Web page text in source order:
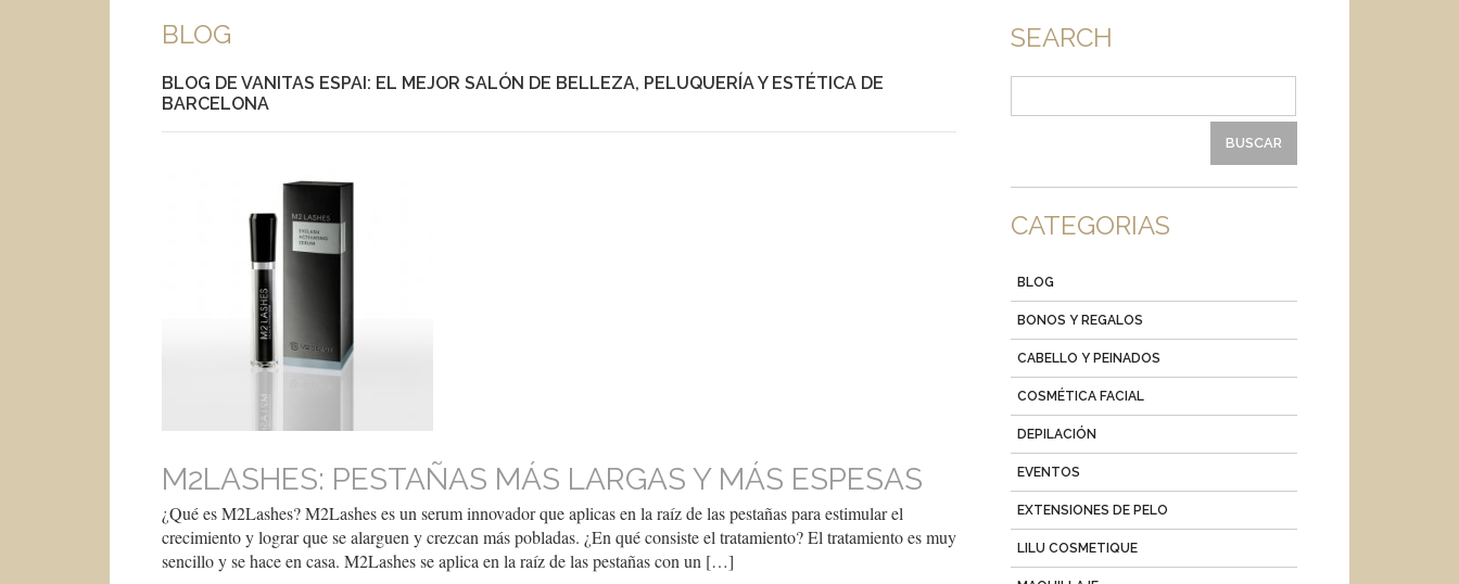
BLOG
BLOG DE VANITAS ESPAI: EL MEJOR SALÓN DE BELLEZA, PELUQUERÍA Y ESTÉTICA DE
BARCELONA
M2LASHES: PESTAÑAS MÁS LARGAS Y MÁS ESPESAS
¿Qué es M2Lashes? M2Lashes es un serum innovador que aplicas en la raíz de las pestañas para estimular el
crecimiento y lograr que se alarguen y crezcan más pobladas. ¿En qué consiste el tratamiento? El tratamiento es muy
sencillo y se hace en casa. M2Lashes se aplica en la raíz de las pestañas con un […]
SEARCH
CATEGORIAS
BLOG
BONOS Y REGALOS
CABELLO Y PEINADOS
COSMÉTICA FACIAL
DEPILACIÓN
EVENTOS
EXTENSIONES DE PELO
LILU COSMETIQUE